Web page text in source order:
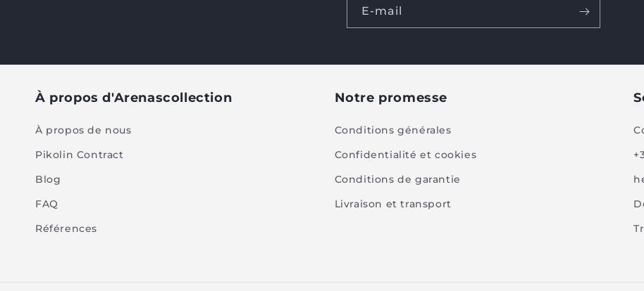
E-mail
À propos d'Arenascollection
À propos de nous
Pikolin Contract
Blog
FAQ
Références
Notre promesse
Conditions générales
Confidentialité et cookies
Conditions de garantie
Livraison et transport